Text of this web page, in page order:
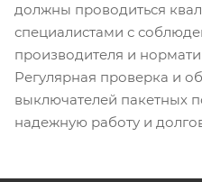
должны проводиться
специалистами с
производителя и
Регулярная проверка и
выключателей пакетных
надежную работу и